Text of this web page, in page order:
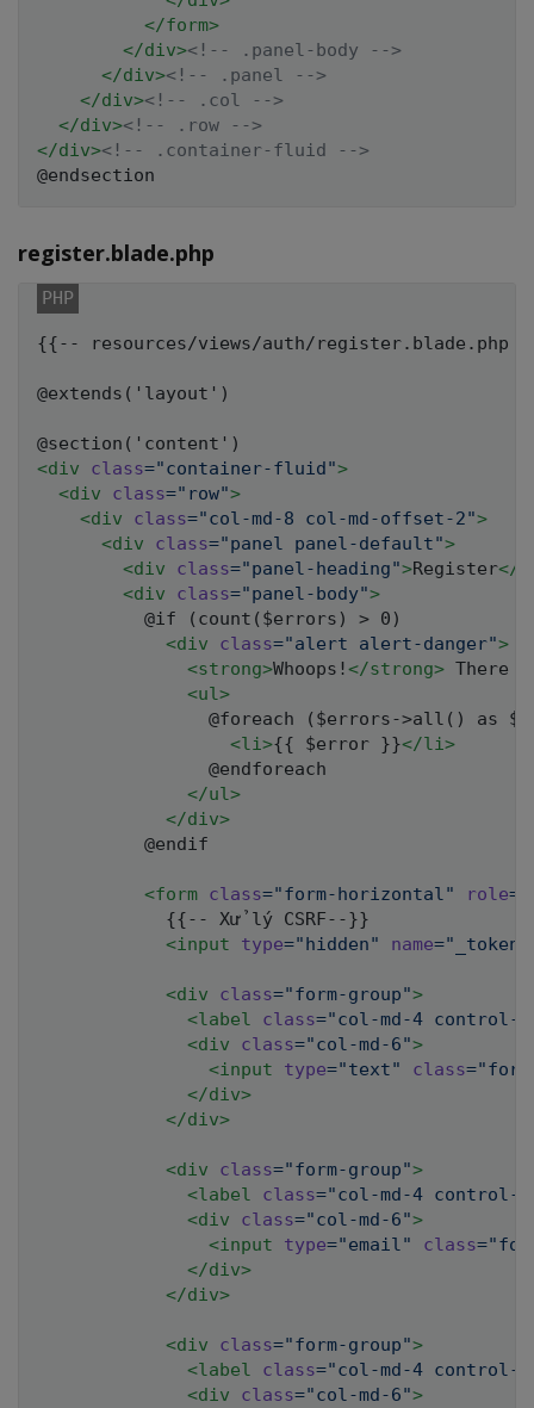
</form>
</div><!-- .panel-body -->
</div><!-- .panel -->
</div><!-- .col -->
</div><!-- .row -->
</div><!-- .container-fluid -->
register.blade.php
{{-- resources/views/auth/register.blade.php
@extends('layout')
<div class="container-fluid ">
<div class=" row">
<div class="col-md-8 col-md-offset-2">
<div class="panel panel-default">
<div class="panel-heading">Register</
<div class="panel-body">
          @if (count($errors) > 0)
<div class="alert alert-danger">
<strong>Whoops!</strong> There
<ul>
@foreach ($errors->all() as
<li>{{ $error }}</li>
                @endforeach
</ul>
</div>
          @endif
<form class="form-horizontal" role=
            {{-- Xử lý CSRF--}}
<input type=" hidden" name=" _token
<div class="form-group">
<label class="col-md-4 control-
<div class="col-md-6">
<input type="text" class="
</div>
</div>
<div class="form-group">
<label class="col-md-4 control-
<div class="col-md-6">
<input type="email" class="
</div>
</div>
<div class="form-group">
<label class="col-md-4 control-
<div class="col-md-6">